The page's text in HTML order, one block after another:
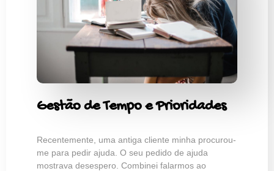
Gestão de Tempo e Prioridades
Recentemente, uma antiga cliente minha procurou-
me para pedir ajuda. O seu pedido de ajuda
mostrava desespero. Combinei falarmos ao